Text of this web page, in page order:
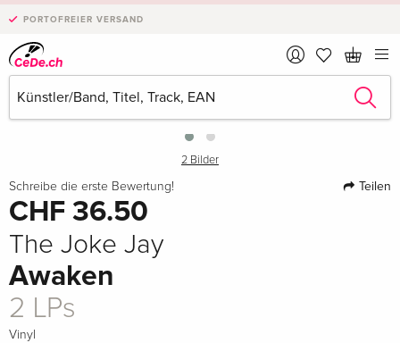
PORTOFREIER VERSAND
2 Bilder
Schreibe die erste Bewertung! Teilen
CHF 36.50
The Joke Jay
Awaken
2 LPs
Vinyl